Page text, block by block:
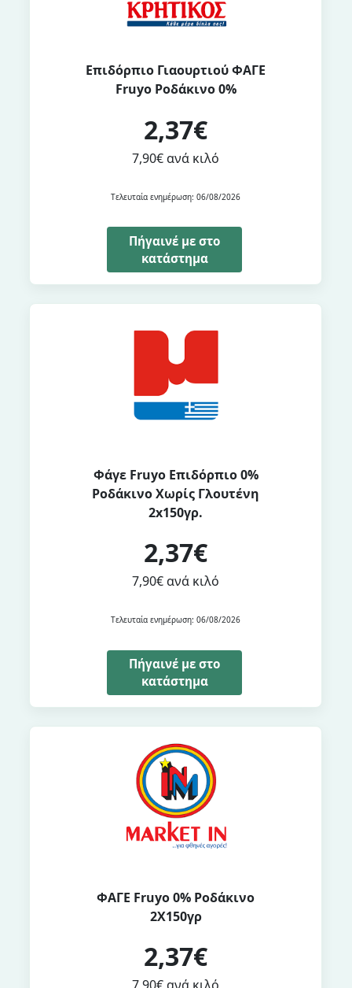
Επιδόρπιο Γιαουρτιού ΦΑΓΕ
Fruyo Ροδάκινο 0%
2,37€
7,90€ ανά κιλό
Τελευταία ενημέρωση: 06/08/2026
Πήγαινέ με στο
κατάστημα
Φάγε Fruyo Επιδόρπιο 0%
Ροδάκινο Χωρίς Γλουτένη
2x150γρ.
2,37€
7,90€ ανά κιλό
Τελευταία ενημέρωση: 06/08/2026
Πήγαινέ με στο
κατάστημα
ΦΑΓΕ Fruyo 0% Ροδάκινο
2X150γρ
2,37€